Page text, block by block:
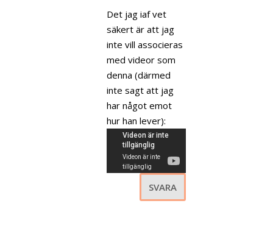
Det jag iaf vet
säkert är att jag
inte vill associeras
med videor som
denna (därmed
inte sagt att jag
har något emot
hur han lever):
SVARA